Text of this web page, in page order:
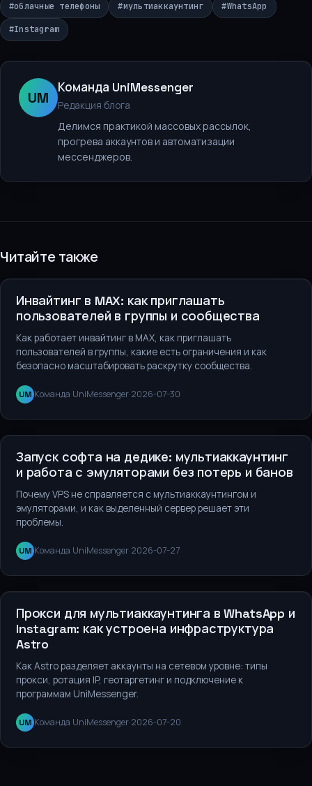
#облачные телефоны #мультиаккаунтинг #WhatsApp
#Instagram
UM
Команда UniMessenger
Редакция блога
Делимся практикой массовых рассылок,
прогрева аккаунтов и автоматизации
мессенджеров.
Читайте также
Рассылки и продвижение
Инвайтинг в MAX: как приглашать
пользователей в группы и сообщества
Как работает инвайтинг в MAX, как приглашать
пользователей в группы, какие есть ограничения и как
безопасно масштабировать раскрутку сообщества.
UM Команда UniMessenger·2026-07-30
Сервисы и инструменты
Запуск софта на дедике: мультиаккаунтинг
и работа с эмуляторами без потерь и банов
Почему VPS не справляется с мультиаккаунтингом и
эмуляторами, и как выделенный сервер решает эти
проблемы.
UM Команда UniMessenger·2026-07-27
Сервисы и инструменты
Прокси для мультиаккаунтинга в WhatsApp и
Instagram: как устроена инфраструктура
Astro
Как Astro разделяет аккаунты на сетевом уровне: типы
прокси, ротация IP, геотаргетинг и подключение к
программам UniMessenger.
UM Команда UniMessenger·2026-07-20